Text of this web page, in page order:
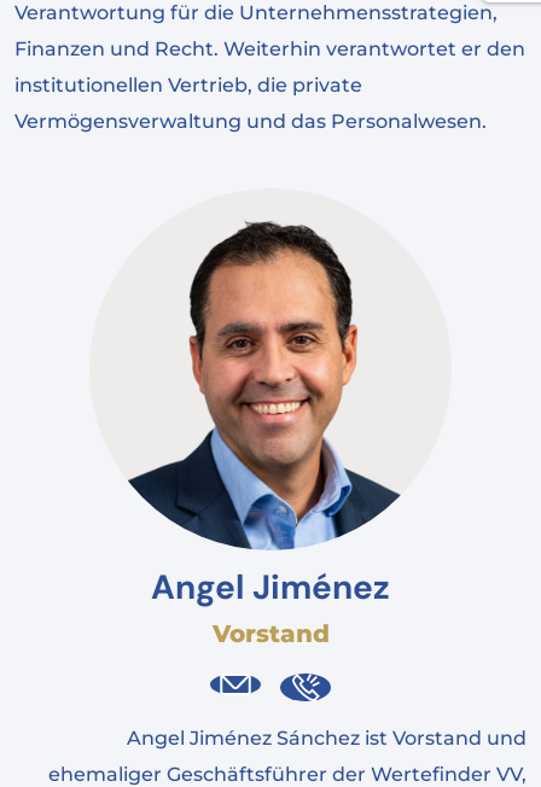
Verantwortung für die Unternehmensstrategien,
Finanzen und Recht. Weiterhin verantwortet er den
institutionellen Vertrieb, die private
Vermögensverwaltung und das Personalwesen.
Angel Jiménez
Vorstand
Angel Jiménez Sánchez ist Vorstand und
ehemaliger Geschäftsführer der Wertefinder VV,